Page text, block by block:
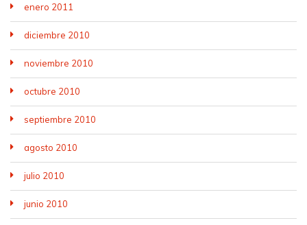
enero 2011
diciembre 2010
noviembre 2010
octubre 2010
septiembre 2010
agosto 2010
julio 2010
junio 2010